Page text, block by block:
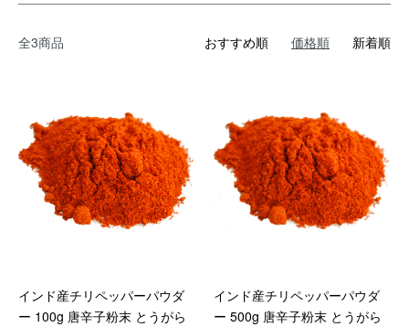
全3商品 おすすめ順 価格順 新着順
インド産チリペッパーパウダ
ー 100g 唐辛子粉末 とうがら
インド産チリペッパーパウダ
ー 500g 唐辛子粉末 とうがら